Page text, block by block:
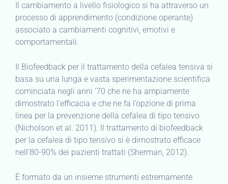
Il cambiamento a livello fisiologico si ha attraverso un
processo di apprendimento (condizione operante)
associato a cambiamenti cognitivi, emotivi e
comportamentali.
Il Biofeedback per il trattamento della cefalea tensiva si
basa su una lunga e vasta sperimentazione scientifica
cominciata negli anni ’70 che ne ha ampiamente
dimostrato l’efficacia e che ne fa l’opzione di prima
linea per la prevenzione della cefalea di tipo tensivo
(Nicholson et al. 2011). Il trattamento di biofeedback
per la cefalea di tipo tensivo si è dimostrato efficace
nell’80-90% dei pazienti trattati (Sherman, 2012).
È formato da un insieme strumenti estremamente